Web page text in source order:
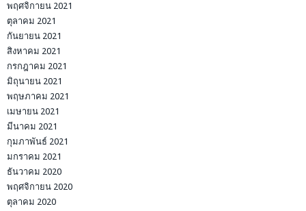
พฤศจิกายน 2021
ตุลาคม 2021
กันยายน 2021
สิงหาคม 2021
กรกฎาคม 2021
มิถุนายน 2021
พฤษภาคม 2021
เมษายน 2021
มีนาคม 2021
กุมภาพันธ์ 2021
มกราคม 2021
ธันวาคม 2020
พฤศจิกายน 2020
ตุลาคม 2020